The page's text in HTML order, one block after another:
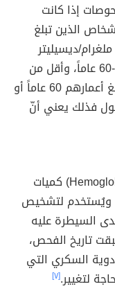
إذا كانت
للأشخاص الذين تبلغ
أعمارهم 50 عاماً أو أقل، وأقل من 150 ملغرام/ديسيليتر
للأشخاص الذين تتراوح أعمارهم بين 50-60 عاماً، وأقل من
160 ملغرام/ديسيلتر للأشخاص الذين تبلغ أعمارهم 60 عاماً أو
فذلك يعني أنّ
يقيس فحص السكر التراكمي (Hemoglobin A1c) كميات
ويُستخدم لتشخيص
السيطرة عليه
تاريخ الفحص،
السكري التي
لتغيير.[٧]